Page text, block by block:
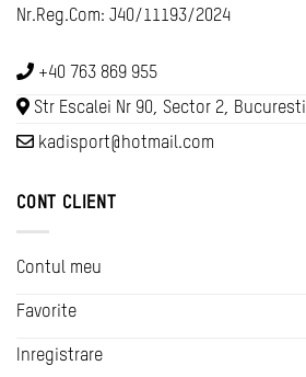
Nr.Reg.Com: J40/11193/2024
+40 763 869 955
Str Escalei Nr 90, Sector 2, Bucuresti
kadisport@hotmail.com
CONT CLIENT
Contul meu
Favorite
Inregistrare